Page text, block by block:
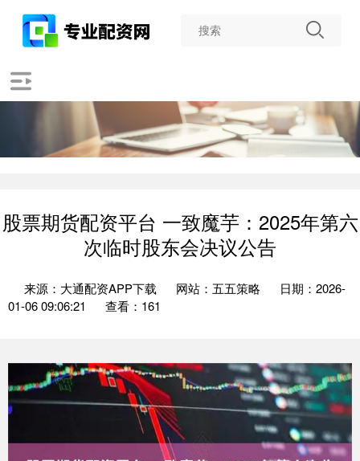
股票期货配资平台 一致魔芋：2025年第六
次临时股东会决议公告
来源：大通配资APP下载 网站：五五策略
日期：2026-
01-06 09:06:21
查看：161